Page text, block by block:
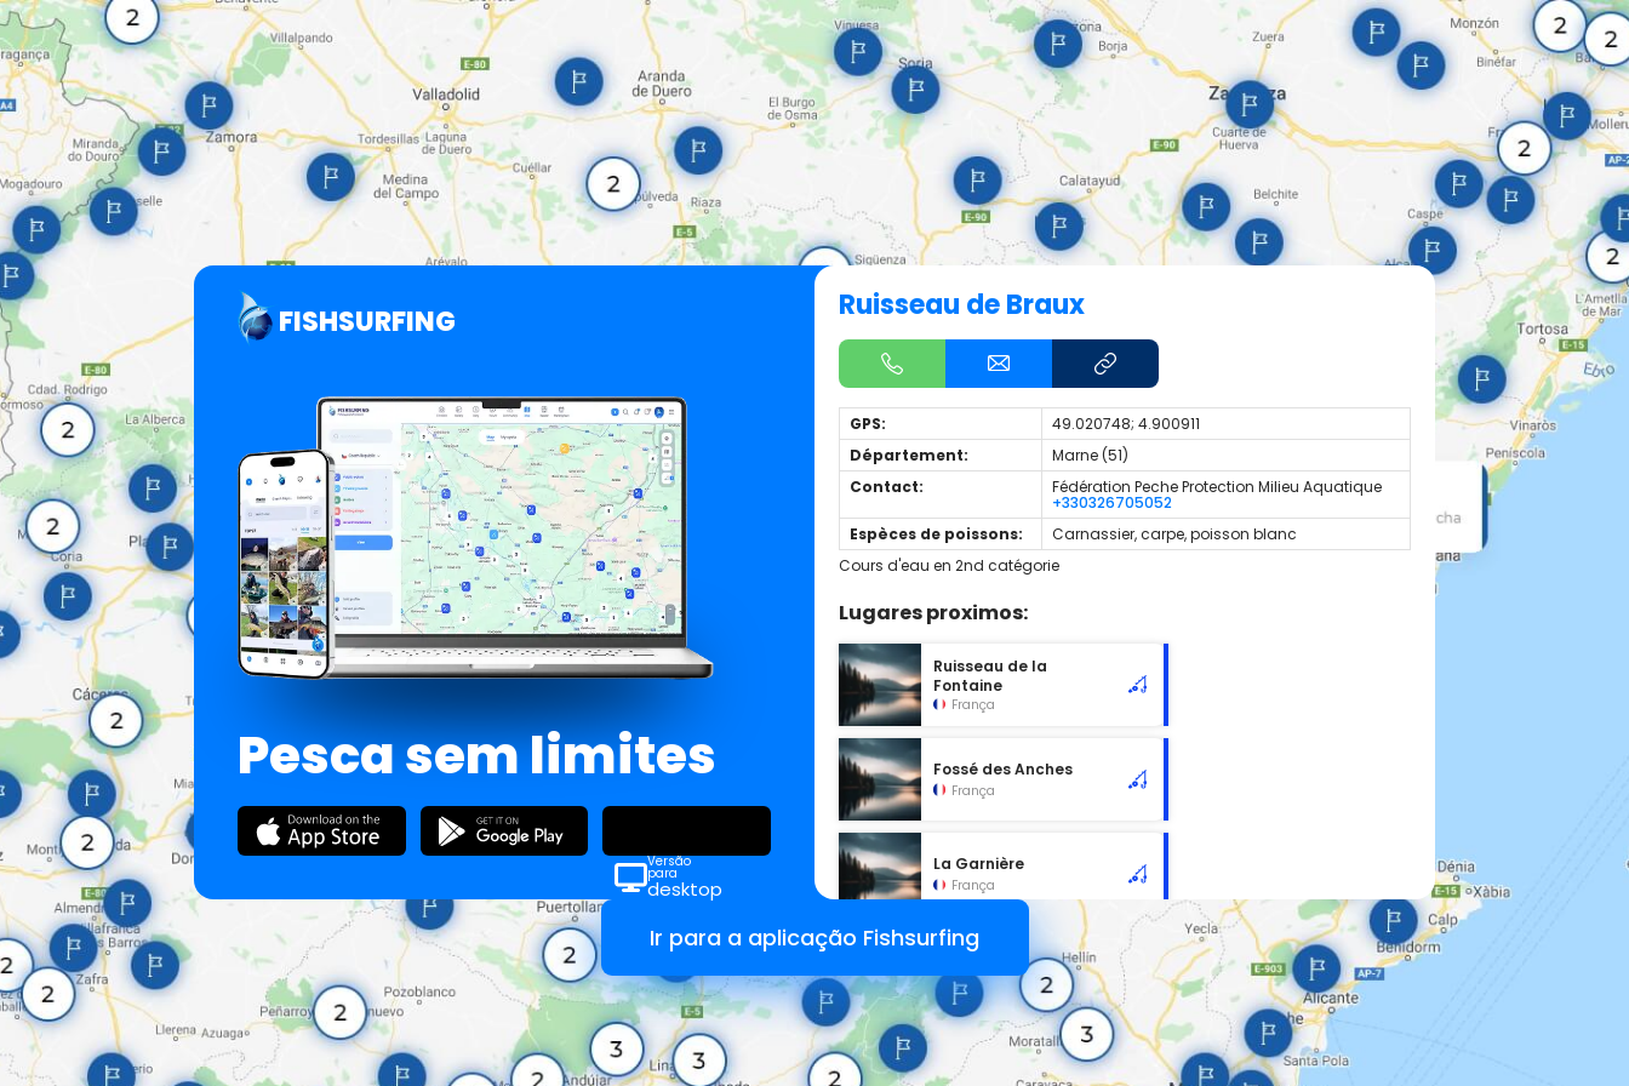
FISHSURFING
Pesca sem limites
Versão
para
desktop
Ruisseau de Braux
GPS:
49.020748; 4.900911
Département:
Marne (51)
Contact:
Fédération Peche Protection Milieu Aquatique
+330326705052
Espèces de poissons:
Carnassier, carpe, poisson blanc
Cours d'eau en 2nd catégorie
Lugares proximos:
Ruisseau de la
Fontaine
França
Fossé des Anches
França
La Garnière
França
Ir para a aplicação Fishsurfing